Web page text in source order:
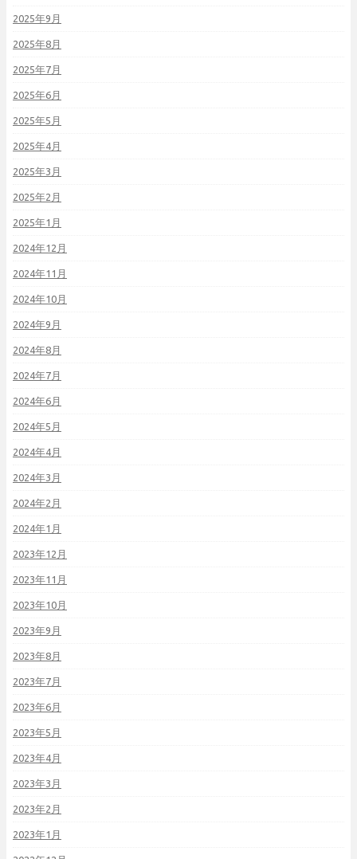
2025年9月
2025年8月
2025年7月
2025年6月
2025年5月
2025年4月
2025年3月
2025年2月
2025年1月
2024年12月
2024年11月
2024年10月
2024年9月
2024年8月
2024年7月
2024年6月
2024年5月
2024年4月
2024年3月
2024年2月
2024年1月
2023年12月
2023年11月
2023年10月
2023年9月
2023年8月
2023年7月
2023年6月
2023年5月
2023年4月
2023年3月
2023年2月
2023年1月